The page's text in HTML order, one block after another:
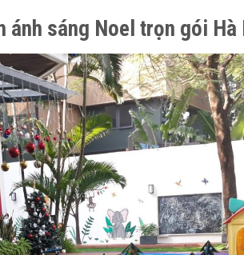
ánh sáng Noel trọn gói Hà